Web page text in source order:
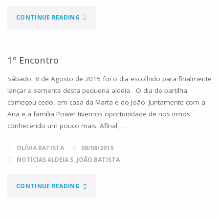
CONTINUE READING"O
ALDEIA"
1º Encontro
Sábado, 8 de Agosto de 2015 foi o dia escolhido para finalmente
lançar a semente desta pequena aldeia O dia de partilha
começou cedo, em casa da Marta e do João. Juntamente com a
Ana e a família Power tivemos oportunidade de nos irmos
conhecendo um pouco mais. Afinal, …
OLÍVIA BATISTA
08/08/2015
NOTÍCIAS ALDEIA S. JOÃO BATISTA
CONTINUE READING"1º